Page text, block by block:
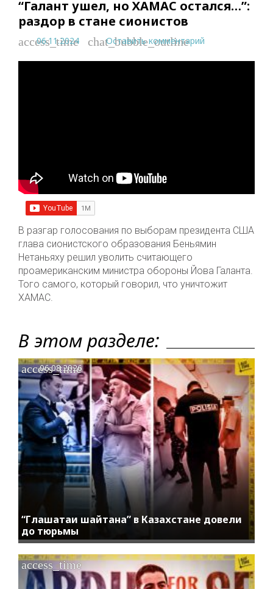
“Галант ушел, но ХАМАС остался…”:
раздор в стане сионистов
access_time
06.11.2024 chat_bubble_outline
Оставить комментарий
В разгар голосования по выборам президента США
глава сионистского образования Беньямин
Нетаньяху решил уволить считающего
проамериканским министра обороны Йова Галанта.
Того самого, который говорил, что уничтожит
ХАМАС.
В этом разделе:
“Глашатаи шайтана” в Казахстане довели
до тюрьмы
access_time
06.08.2026
access_time